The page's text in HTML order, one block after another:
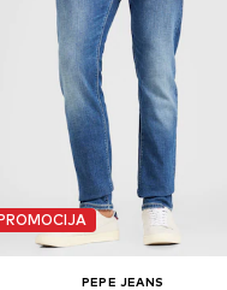
PEPE JEANS